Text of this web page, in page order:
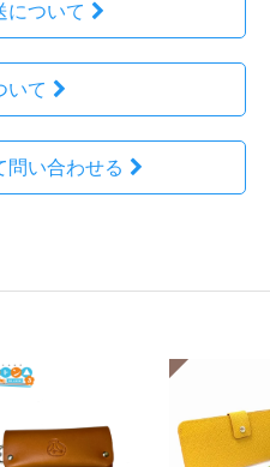
について
いて
問い合わせる